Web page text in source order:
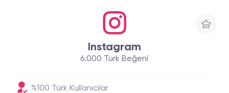
Instagram
6.000 Türk Beğeni
%100 Türk Kullanıcılar